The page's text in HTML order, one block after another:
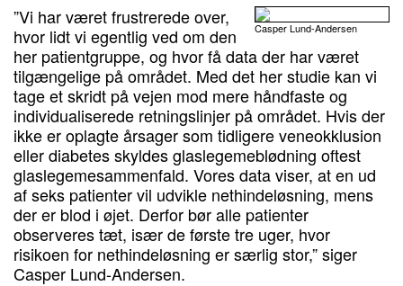
Casper Lund-Andersen
”Vi har været frustrerede over,
hvor lidt vi egentlig ved om den
her patientgruppe, og hvor få data der har været
tilgængelige på området. Med det her studie kan vi
tage et skridt på vejen mod mere håndfaste og
individualiserede retningslinjer på området. Hvis der
ikke er oplagte årsager som tidligere veneokklusion
eller diabetes skyldes glaslegemeblødning oftest
glaslegemesammenfald. Vores data viser, at en ud
af seks patienter vil udvikle nethindeløsning, mens
der er blod i øjet. Derfor bør alle patienter
observeres tæt, især de første tre uger, hvor
risikoen for nethindeløsning er særlig stor,” siger
Casper Lund-Andersen.